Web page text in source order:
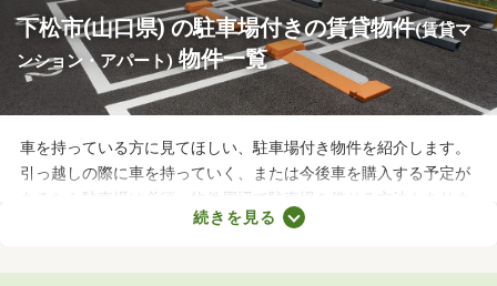
下松市(山口県) の駐車場付きの賃貸物件(賃貸マ
ンション・アパート) 物件一覧
車を持っている方に見てほしい、駐車場付き物件を紹介します。
引っ越しの際に車を持っていく、または今後車を購入する予定が
あるなら駐車場は必須。物件周辺で駐車場を借りる方法もありま
すが、月々の費用が割高になる恐れもあります。駐車場の費用を
気になるお部屋を探してみましょう。
続きを見る